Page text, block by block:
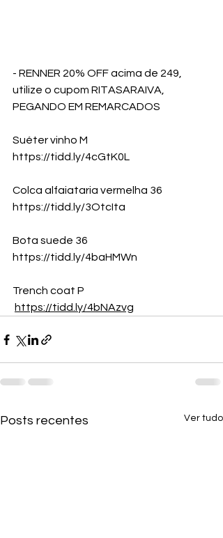
- RENNER 20% OFF acima de 249,
utilize o cupom RITASARAIVA,
PEGANDO EM REMARCADOS
Suéter vinho M
https://tidd.ly/4cGtK0L
Colca alfaiataria vermelha 36
https://tidd.ly/3OtcIta
Bota suede 36
https://tidd.ly/4baHMWn
Trench coat P
https://tidd.ly/4bNAzvg
Posts recentes Ver tudo